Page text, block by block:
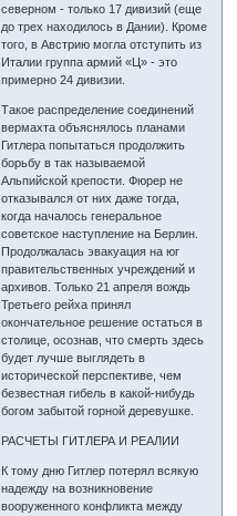
северном - только 17 дивизий (еще
до трех находилось в Дании). Кроме
того, в Австрию могла отступить из
Италии группа армий «Ц» - это
примерно 24 дивизии.
Такое распределение соединений
вермахта объяснялось планами
Гитлера попытаться продолжить
борьбу в так называемой
Альпийской крепости. Фюрер не
отказывался от них даже тогда,
когда началось генеральное
советское наступление на Берлин.
Продолжалась эвакуация на юг
правительственных учреждений и
архивов. Только 21 апреля вождь
Третьего рейха принял
окончательное решение остаться в
столице, осознав, что смерть здесь
будет лучше выглядеть в
исторической перспективе, чем
безвестная гибель в какой-нибудь
богом забытой горной деревушке.
РАСЧЕТЫ ГИТЛЕРА И РЕАЛИИ
К тому дню Гитлер потерял всякую
надежду на возникновение
вооруженного конфликта между